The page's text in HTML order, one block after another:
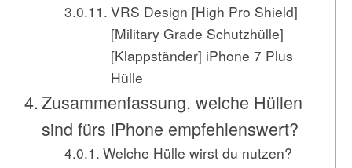
VRS Design [High Pro Shield]
[Military Grade Schutzhülle]
[Klappständer] iPhone 7 Plus
Hülle
Zusammenfassung, welche Hüllen
sind fürs iPhone empfehlenswert?
Welche Hülle wirst du nutzen?